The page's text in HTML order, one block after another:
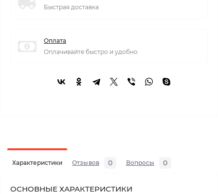
Быстрая доставка
Оплата
Оплачивайте быстро и удобно
Характеристики Отзывов 0 Вопросы 0
ОСНОВНЫЕ ХАРАКТЕРИСТИКИ